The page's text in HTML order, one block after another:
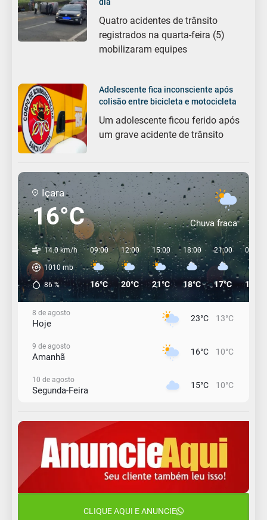
dia
Quatro acidentes de trânsito
registrados na quarta-feira (5)
mobilizaram equipes
Adolescente fica inconsciente após
colisão entre bicicleta e motocicleta
Um adolescente ficou ferido após
um grave acidente de trânsito
Içara
16°C Chuva fraca
14.0 km/h
1010 mb
86%
09:00
16°C
12:00
20°C
15:00
21°C
18:00
18°C
21:00
17°C
00:00
16°C
8 de agosto
Hoje 23°C 13°C
9 de agosto
Amanhã 16°C 10°C
10 de agosto
Segunda-Feira 15°C 10°C
Terça-Feira
12 de agosto
Quarta-Feira
Quinta-Feira
CLIQUE AQUI E ANUNCIE